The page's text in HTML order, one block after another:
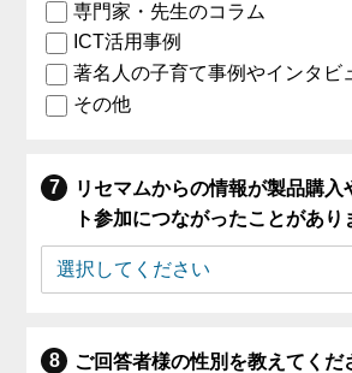
専門家・先生のコラム
ICT活用事例
著名人の子育て事例やインタビ
その他
リセマムからの情報が製品購入
ト参加につながったことがあり
ご回答者様の性別を教えてくだ